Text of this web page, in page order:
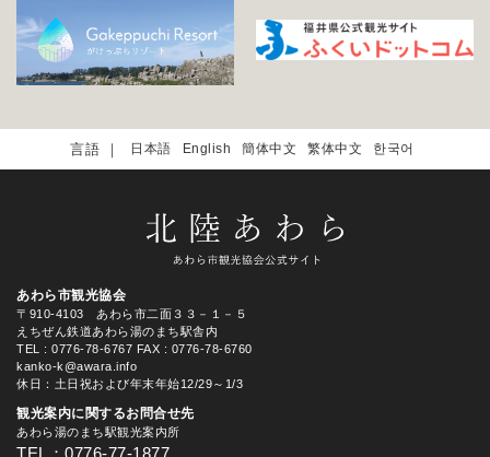
日本語 English 簡体中文 繁体中文 한국어
あわら市観光協会
〒910-4103 あわら市二面３３－１－５
えちぜん鉄道あわら湯のまち駅舎内
TEL
: 0776-78-6767 FAX : 0776-78-6760
kanko-k@awara.info
休日：土日祝および年末年始12/29～1/3
観光案内に関するお問合せ先
あわら湯のまち駅観光案内所
TEL：0776-77-1877